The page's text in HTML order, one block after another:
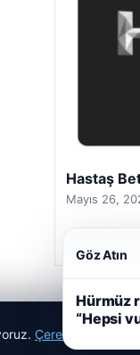
Hastaş
Mayıs 26,
Çerez Politikamız
Göz Atın
Hürmüz
“Hepsi